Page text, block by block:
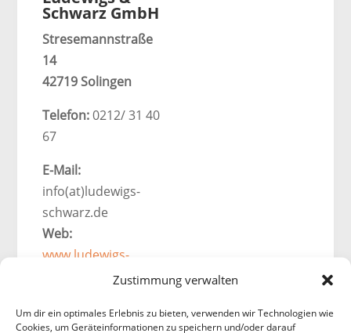
Zustimmung verwalten
Um dir ein optimales Erlebnis zu bieten, verwenden wir Technologien wie
Cookies, um Geräteinformationen zu speichern und/oder darauf
Schwarz GmbH
Stresemannstraße
14
42719 Solingen
Telefon:0212/ 31 40
67
E-Mail:
info(at)ludewigs-
schwarz.de
Web:
www.ludewigs-
Unsere
Öffnungszeite